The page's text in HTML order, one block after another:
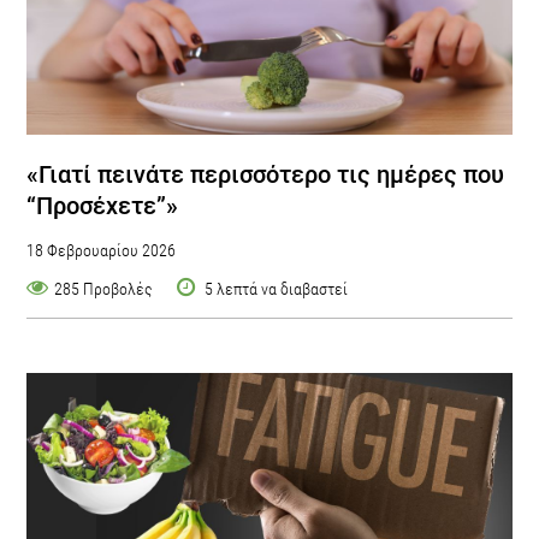
«Γιατί πεινάτε περισσότερο τις ημέρες που
“Προσέχετε”»
18 Φεβρουαρίου 2026
285 Προβολές
5 λεπτά να διαβαστεί